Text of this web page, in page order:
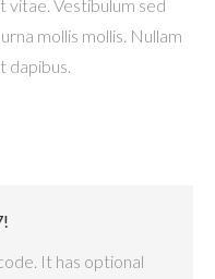
vitae. Vestibulum sed
mollis mollis. Nullam
dapibus.
It has optional